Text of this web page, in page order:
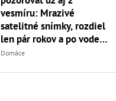
vesmíru: Mrazivé
satelitné snímky, rozdiel
len pár rokov a po vode
ani stopy!
Domáce